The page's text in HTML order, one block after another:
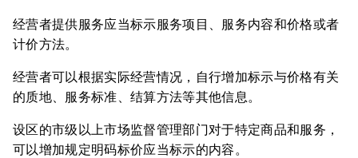
经营者提供服务应当标示服务项目、服务内容和价格或者
计价方法。
经营者可以根据实际经营情况，自行增加标示与价格有关
的质地、服务标准、结算方法等其他信息。
设区的市级以上市场监督管理部门对于特定商品和服务，
可以增加规定明码标价应当标示的内容。